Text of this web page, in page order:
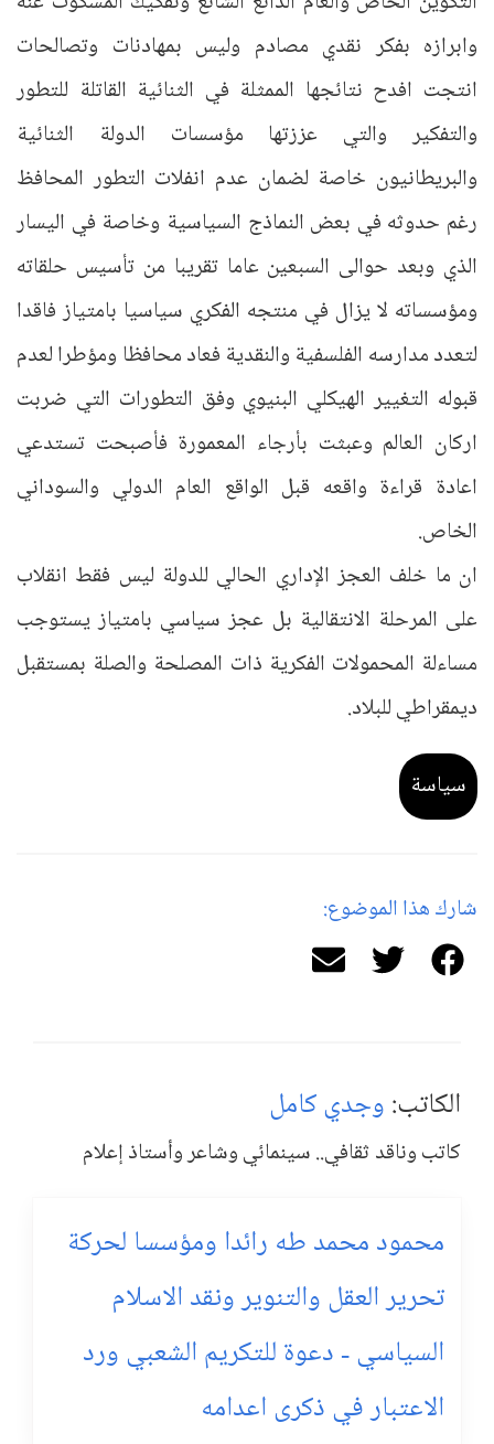
وابرازه بفكر نقدي مصادم وليس بمهادنات وتصالحات
انتجت افدح نتائجها الممثلة في الثنائية القاتلة للتطور
والتفكير والتي عززتها مؤسسات الدولة الثنائية
والبريطانيون خاصة لضمان عدم انفلات التطور المحافظ
رغم حدوثه في بعض النماذج السياسية وخاصة في اليسار
الذي وبعد حوالى السبعين عاما تقريبا من تأسيس حلقاته
ومؤسساته لا يزال في منتجه الفكري سياسيا بامتياز فاقدا
لتعدد مدارسه الفلسفية والنقدية فعاد محافظا ومؤطرا لعدم
قبوله التغيير الهيكلي البنيوي وفق التطورات التي ضربت
اركان العالم وعبثت بأرجاء المعمورة فأصبحت تستدعي
اعادة قراءة واقعه قبل الواقع العام الدولي والسوداني
الخاص.
ان ما خلف العجز الإداري الحالي للدولة ليس فقط انقلاب
على المرحلة الانتقالية بل عجز سياسي بامتياز يستوجب
مساءلة المحمولات الفكرية ذات المصلحة والصلة بمستقبل
ديمقراطي للبلاد.
سياسة
شارك هذا الموضوع:
الكاتب: وجدي كامل
كاتب وناقد ثقافي.. سينمائي وشاعر وأستاذ إعلام
محمود محمد طه رائدا ومؤسسا لحركة
تحرير العقل والتنوير ونقد الاسلام
السياسي - دعوة للتكريم الشعبي ورد
الاعتبار في ذكرى اعدامه